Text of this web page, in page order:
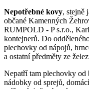
Nepotřebné kovy, stejně
občané Kamenných
RUMPOLD - P s.r.o.,
kontejnerů. Do
plechovky od nápojů,
a ostatní předměty ze
Nepatří tam plechovky od
nádobky od sprejů,